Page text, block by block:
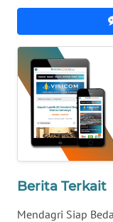
Berita Terkait
Mendagri Siap
MALUKU
WN
MALUT
WN
DAIRI
WN
TOBA